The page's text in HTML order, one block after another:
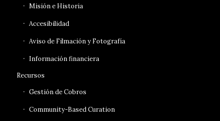
Misión e Historia
Accesibilidad
Aviso de Filmación y Fotografía
Información financiera
Recursos
Gestión de Cobros
Community-Based Curation